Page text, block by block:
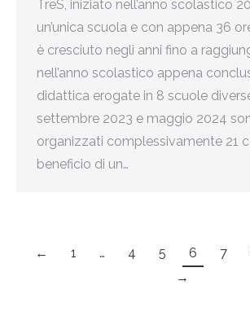
TreS, iniziato nell’anno scolastico
un’unica scuola e con appena 36
è cresciuto negli anni fino a
nell’anno scolastico appena
didattica erogate in 8 scuole
settembre 2023 e maggio 2024
organizzati complessivamente 21
beneficio di un…
← 1 … 4 5 6 7
→